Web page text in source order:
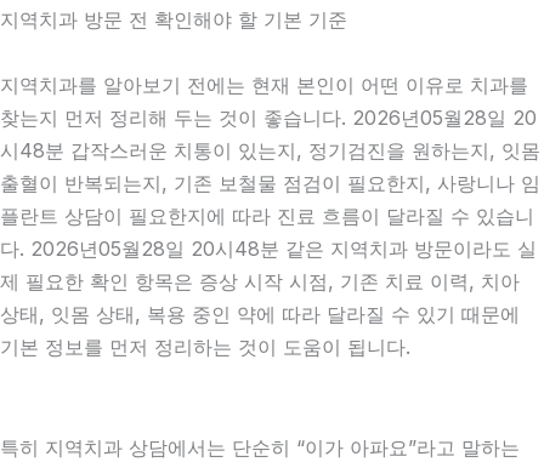
지역치과 방문 전 확인해야 할 기본 기준
지역치과를 알아보기 전에는 현재 본인이 어떤 이유로 치과를
찾는지 먼저 정리해 두는 것이 좋습니다. 2026년05월28일 20
시48분 갑작스러운 치통이 있는지, 정기검진을 원하는지, 잇몸
출혈이 반복되는지, 기존 보철물 점검이 필요한지, 사랑니나 임
플란트 상담이 필요한지에 따라 진료 흐름이 달라질 수 있습니
다. 2026년05월28일 20시48분 같은 지역치과 방문이라도 실
제 필요한 확인 항목은 증상 시작 시점, 기존 치료 이력, 치아
상태, 잇몸 상태, 복용 중인 약에 따라 달라질 수 있기 때문에
기본 정보를 먼저 정리하는 것이 도움이 됩니다.
특히 지역치과 상담에서는 단순히 “이가 아파요”라고 말하는